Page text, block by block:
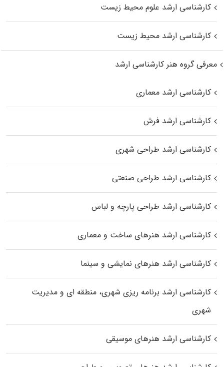
کارشناسی ارشد علوم محیط‌ زیست
کارشناسی ارشد محیط زیست
معرفی گروه هنر کارشناسی ارشد
کارشناسی ارشد معماری
کارشناسی ارشد فرش
کارشناسی ارشد طراحی شهری
کارشناسی ارشد طراحی صنعتی
کارشناسی ارشد طراحی پارچه و لباس
کارشناسی ارشد هنرهای ساخت و معماری
کارشناسی ارشد هنرهای نمایشی و سینما
کارشناسی ارشد برنامه ریزی شهری، منطقه‌ ای و مدیریت
شهری
کارشناسی ارشد هنرهای موسیقی